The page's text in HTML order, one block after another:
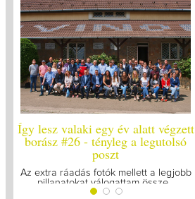
Így lesz valaki egy év alatt végzett
borász #26 - tényleg a legutolsó
poszt
Az extra ráadás fotók mellett a legjobb
pillanatokat válogattam össze...